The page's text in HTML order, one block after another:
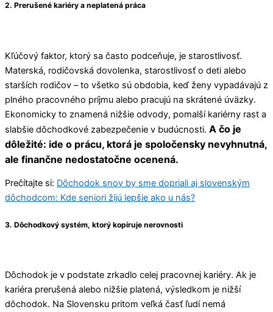
2. Prerušené kariéry a neplatená práca
Kľúčový faktor, ktorý sa často podceňuje, je starostlivosť.
Materská, rodičovská dovolenka, starostlivosť o deti alebo
starších rodičov – to všetko sú obdobia, keď ženy vypadávajú z
plného pracovného príjmu alebo pracujú na skrátené úväzky.
Ekonomicky to znamená nižšie odvody, pomalší kariérny rast a
slabšie dôchodkové zabezpečenie v budúcnosti. A čo je
dôležité: ide o prácu, ktorá je spoločensky nevyhnutná,
ale finančne nedostatočne ocenená.
Prečítajte si: Dôchodok snov by sme dopriali aj slovenským
dôchodcom: Kde seniori žijú lepšie ako u nás?
3. Dôchodkový systém, ktorý kopíruje nerovnosti
Dôchodok je v podstate zrkadlo celej pracovnej kariéry. Ak je
kariéra prerušená alebo nižšie platená, výsledkom je nižší
dôchodok. Na Slovensku pritom veľká časť ľudí nemá